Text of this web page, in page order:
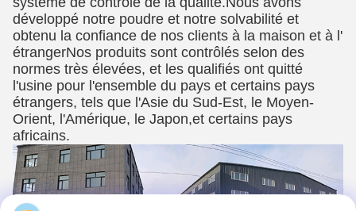
développé notre poudre et notre solvabilité et
obtenu la confiance de nos clients à la maison et à l'
étrangerNos produits sont contrôlés selon des
normes très élevées, et les qualifiés ont quitté
l'usine pour l'ensemble du pays et certains pays
étrangers, tels que l'Asie du Sud-Est, le Moyen-
Orient, l'Amérique, le Japon,et certains pays
africains.